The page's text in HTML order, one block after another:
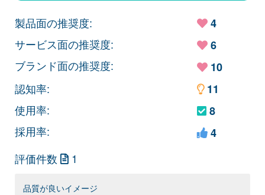
製品面の推奨度:
サービス面の推奨度:
ブランド面の推奨度:
4
6
10
認知率:
使用率:
採用率:
11
8
4
評価件数
1
品質が良いイメージ